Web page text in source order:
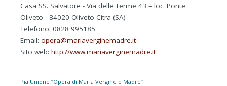
Casa SS. Salvatore - Via delle Terme 43 – loc. Ponte
Oliveto - 84020 Oliveto Citra (SA)
Telefono: 0828 995185
Email: opera@mariaverginemadre.it
Sito web: http://www.mariaverginemadre.it
Pia Unione “Opera di Maria Vergine e Madre”